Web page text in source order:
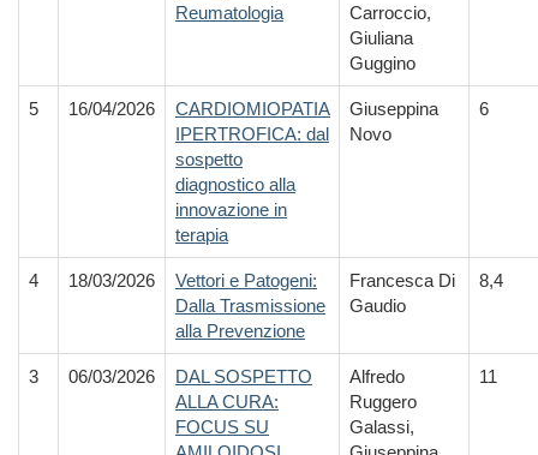
Reumatologia
Carroccio,
Giuliana
Guggino
5 16/04/2026
CARDIOMIOPATIA
IPERTROFICA: dal
sospetto
diagnostico alla
innovazione in
terapia
Giuseppina
Novo
6
4 18/03/2026
Vettori e Patogeni:
Dalla Trasmissione
alla Prevenzione
Francesca Di
Gaudio
8,4
3 06/03/2026
DAL SOSPETTO
ALLA CURA:
FOCUS SU
Alfredo
Ruggero
Galassi,
11